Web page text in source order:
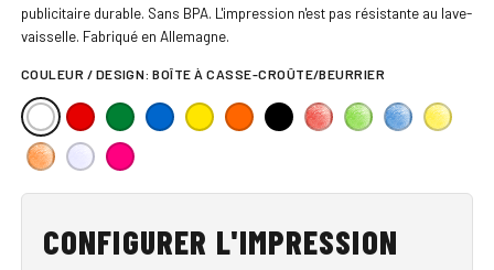
publicitaire durable. Sans BPA. L'impression n'est pas résistante au lave-
vaisselle. Fabriqué en Allemagne.
COULEUR / DESIGN:BOÎTE À CASSE-CROÛTE/BEURRIER
CONFIGURER L'IMPRESSION